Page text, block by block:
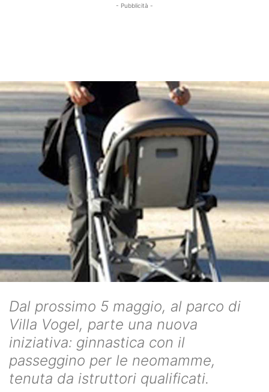
- Pubblicità -
Dal prossimo 5 maggio, al parco di
Villa Vogel, parte una nuova
iniziativa: ginnastica con il
passeggino per le neomamme,
tenuta da istruttori qualificati.